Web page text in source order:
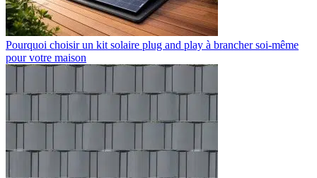
Pourquoi choisir un kit solaire plug and play à brancher soi-même
pour votre maison